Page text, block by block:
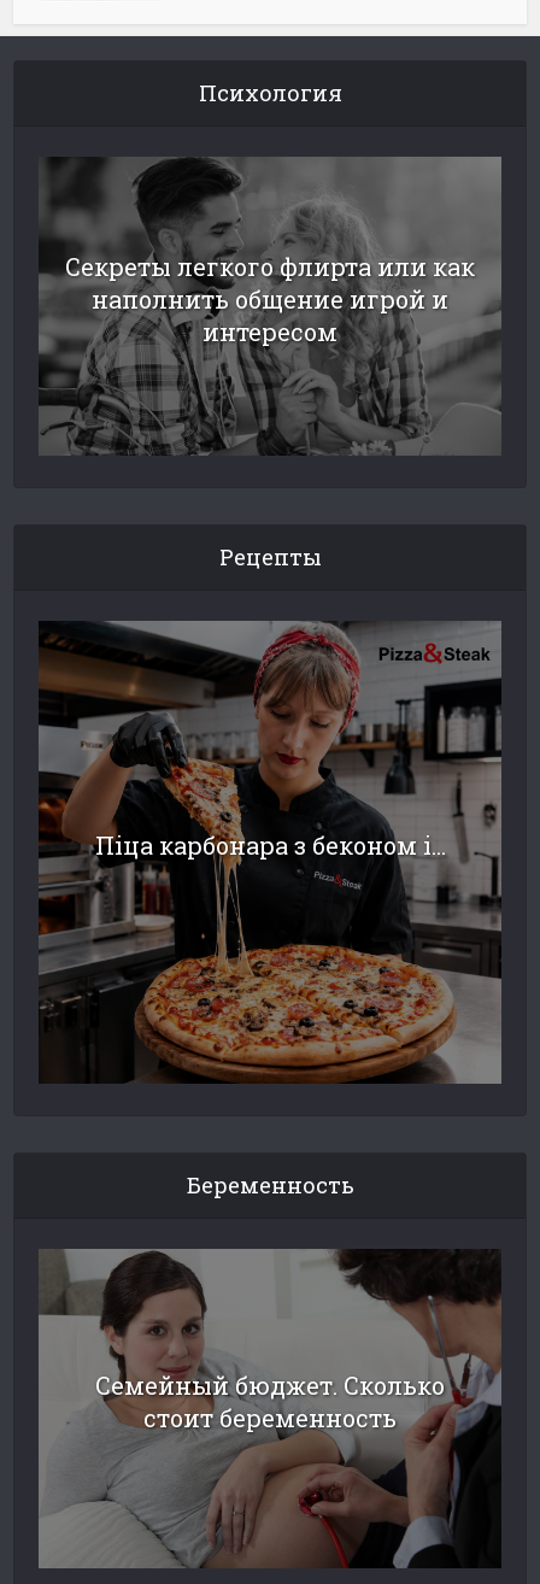
Психология
Секреты легкого флирта или как
наполнить общение игрой и
интересом
Рецепты
Піца карбонара з беконом і...
Беременность
Семейный бюджет. Сколько
стоит беременность